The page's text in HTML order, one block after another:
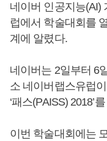
네이버 인공지능(AI)
럽에서 학술대회를
계에 알렸다.
네이버는 2일부터 6
소 네이버랩스유럽
‘패스(PAISS) 2018’
이번 학술대회에는